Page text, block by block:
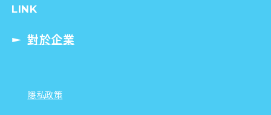
LINK
對於企業
隱私政策